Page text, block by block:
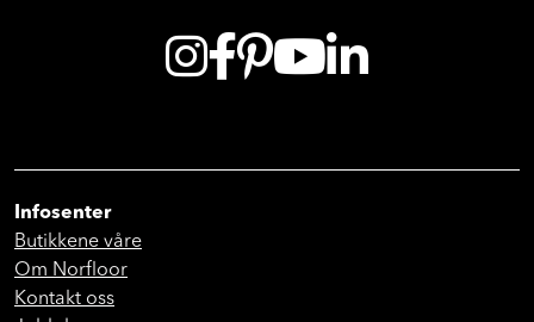
Infosenter
Butikkene våre
Om Norfloor
Kontakt oss